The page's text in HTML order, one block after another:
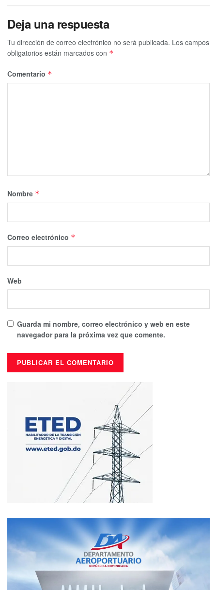
Deja una respuesta
Tu dirección de correo electrónico no será publicada. Los campos
obligatorios están marcados con *
Comentario *
Nombre *
Correo electrónico *
Web
Guarda mi nombre, correo electrónico y web en este
navegador para la próxima vez que comente.